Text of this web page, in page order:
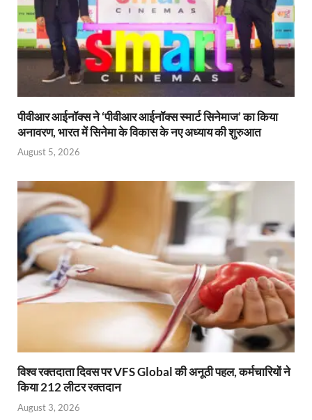
पीवीआर आईनॉक्स ने ‘पीवीआर आईनॉक्स स्मार्ट सिनेमाज’ का किया
अनावरण, भारत में सिनेमा के विकास के नए अध्याय की शुरुआत
August 5, 2026
विश्व रक्तदाता दिवस पर VFS Global की अनूठी पहल, कर्मचारियों ने
किया 212 लीटर रक्तदान
August 3, 2026